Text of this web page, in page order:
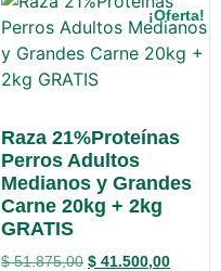
¡Oferta!
Raza 21%Proteínas
Perros Adultos
Medianos y Grandes
Carne 20kg + 2kg
GRATIS
$51.875,00 $ 41.500,00